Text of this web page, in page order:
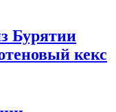
Бурятии
кекс